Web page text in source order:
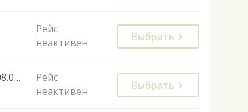
Рейс
неактивен
Выбрать
01.05, 08.05, 09.05, 12.06, 06.11, 04.11
Рейс
неактивен
Выбрать